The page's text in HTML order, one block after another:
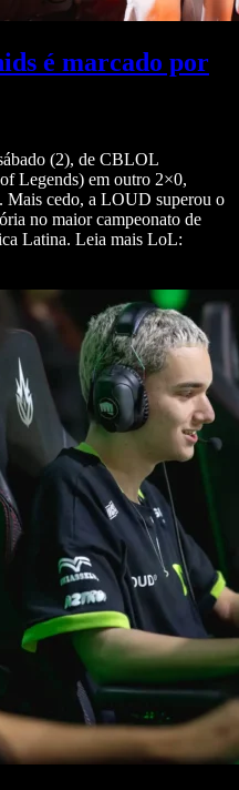
é marcado por
(2), de CBLOL
Legends) em outro 2×0,
Mais cedo, a LOUD superou o
no maior campeonato de
Latina. Leia mais LoL: